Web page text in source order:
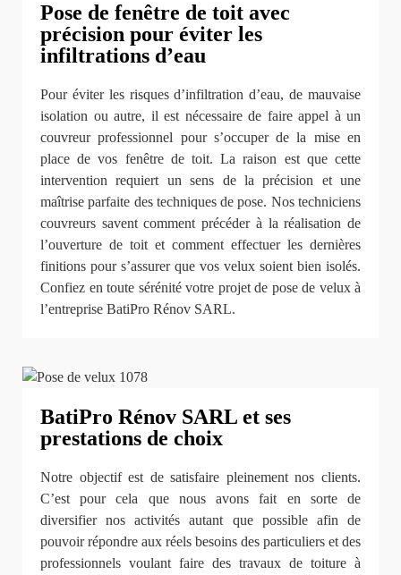
Pose de fenêtre de toit avec
précision pour éviter les
infiltrations d’eau
Pour éviter les risques d’infiltration d’eau, de mauvaise
isolation ou autre, il est nécessaire de faire appel à un
couvreur professionnel pour s’occuper de la mise en
place de vos fenêtre de toit. La raison est que cette
intervention requiert un sens de la précision et une
maîtrise parfaite des techniques de pose. Nos techniciens
couvreurs savent comment précéder à la réalisation de
l’ouverture de toit et comment effectuer les dernières
finitions pour s’assurer que vos velux soient bien isolés.
Confiez en toute sérénité votre projet de pose de velux à
l’entreprise BatiPro Rénov SARL.
BatiPro Rénov SARL et ses
prestations de choix
Notre objectif est de satisfaire pleinement nos clients.
C’est pour cela que nous avons fait en sorte de
diversifier nos activités autant que possible afin de
pouvoir répondre aux réels besoins des particuliers et des
professionnels voulant faire des travaux de toiture à